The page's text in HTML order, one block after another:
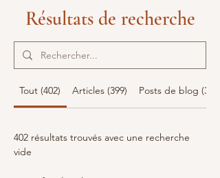
Résultats de recherche
Tout (402) Articles (399) Posts de blog (3)
402 résultats trouvés avec une recherche
vide